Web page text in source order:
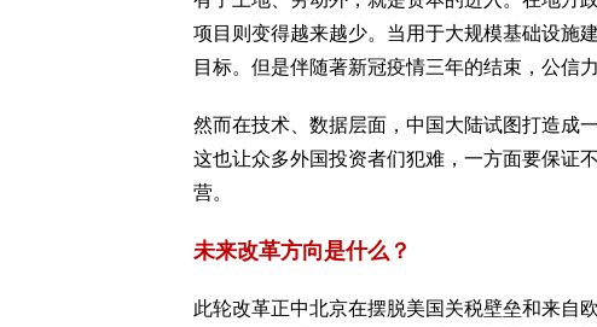
项目则变得越来越少。当用于大规模基础设施
目标。但是伴随著新冠疫情三年的结束，公信
然而在技术、数据层面，中国大陆试图打造成
这也让众多外国投资者们犯难，一方面要保证
营。
未来改革方向是什么？
此轮改革正中北京在摆脱美国关税壁垒和来自